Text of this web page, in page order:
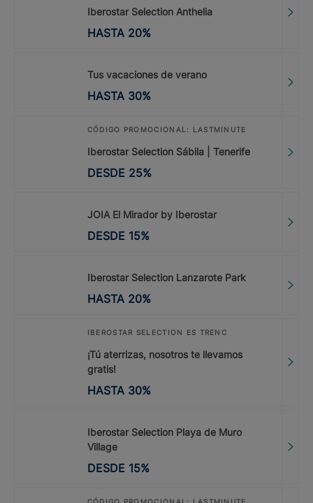
Iberostar Selection Anthelia
HASTA 20%
Tus vacaciones de verano
HASTA 30%
CÓDIGO PROMOCIONAL: LASTMINUTE
Iberostar Selection Sábila | Tenerife
DESDE 25%
JOIA El Mirador by Iberostar
DESDE 15%
Iberostar Selection Lanzarote Park
HASTA 20%
IBEROSTAR SELECTION ES TRENC
¡Tú aterrizas, nosotros te llevamos
gratis!
HASTA 30%
Iberostar Selection Playa de Muro
Village
DESDE 15%